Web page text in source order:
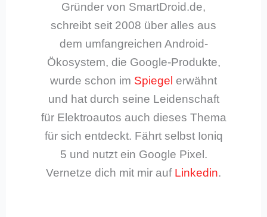
Gründer von SmartDroid.de,
schreibt seit 2008 über alles aus
dem umfangreichen Android-
Ökosystem, die Google-Produkte,
wurde schon im Spiegel erwähnt
und hat durch seine Leidenschaft
für Elektroautos auch dieses Thema
für sich entdeckt. Fährt selbst Ioniq
5 und nutzt ein Google Pixel.
Vernetze dich mit mir auf Linkedin.